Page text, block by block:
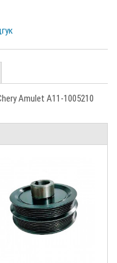
Amulet A11-1005210